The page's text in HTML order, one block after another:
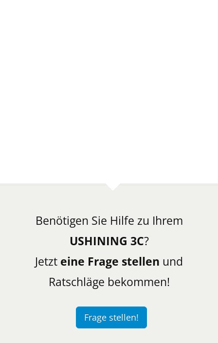
Benötigen Sie Hilfe zu Ihrem
USHINING 3C?
Jetzt eine Frage stellen und
Ratschläge bekommen!
Frage stellen!